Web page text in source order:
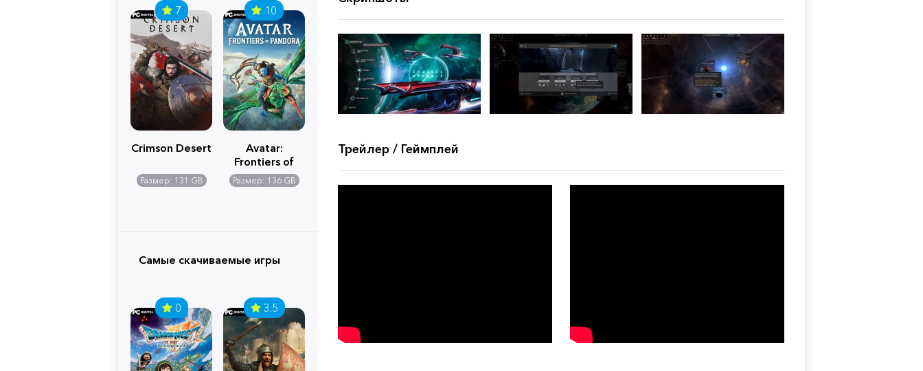
7
Crimson Desert
Размер: 131 GB
10
Avatar:
Frontiers of
Pandora
Размер: 136 GB
Самые скачиваемые игры
0 3.5
Трейлер / Геймплей